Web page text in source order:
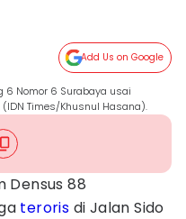
Add Us on Google
6 Nomor 6 Surabaya usai
Times/Khusnul Hasana).
Densus 88
teroris di Jalan Sido